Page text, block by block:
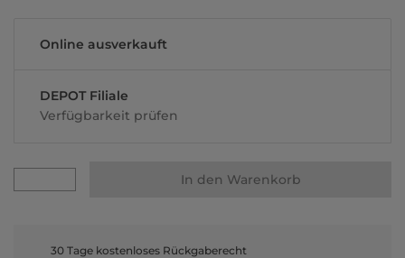
Online ausverkauft
DEPOT Filiale
Verfügbarkeit prüfen
In den Warenkorb
30 Tage kostenloses Rückgaberecht